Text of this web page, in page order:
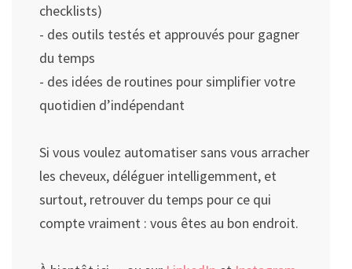
checklists)
- des outils testés et approuvés pour gagner
du temps
- des idées de routines pour simplifier votre
quotidien d’indépendant
Si vous voulez automatiser sans vous arracher
les cheveux, déléguer intelligemment, et
surtout, retrouver du temps pour ce qui
compte vraiment : vous êtes au bon endroit.